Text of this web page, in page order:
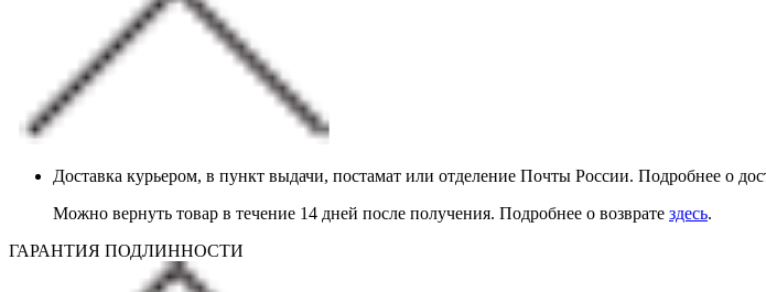
Доставка курьером, в пункт выдачи, постамат или отделение Почты России. Подробнее о
Можно вернуть товар в течение 14 дней после получения. Подробнее о возврате здесь.
ГАРАНТИЯ ПОДЛИННОСТИ